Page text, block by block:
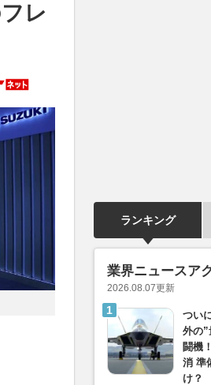
レ
ランキング
業界ニュースア
2026.08.07更新
つい
外の
闘機
消 準
け？